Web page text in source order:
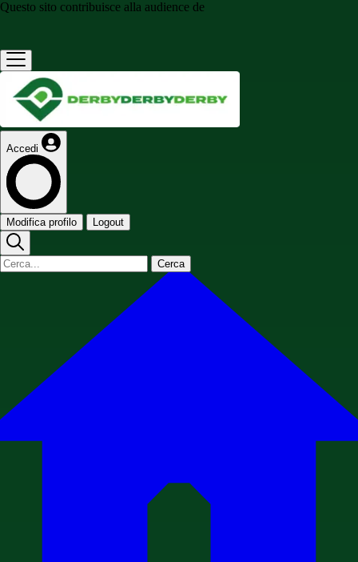
Questo sito contribuisce alla audience de
Accedi
Modifica profilo Logout
Cerca